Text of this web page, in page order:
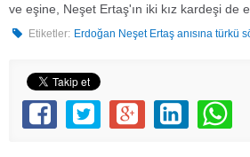
ve eşine, Neşet Ertaş'ın iki kız kardeşi de
Etiketler: Erdoğan Neşet Ertaş anısına türkü